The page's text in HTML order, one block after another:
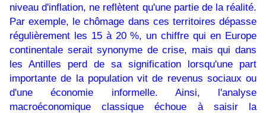
niveau d'inflation, ne reflètent qu'une partie de la réalité.
Par exemple, le chômage dans ces territoires dépasse
régulièrement les 15 à 20 %, un chiffre qui en Europe
continentale serait synonyme de crise, mais qui dans
les Antilles perd de sa signification lorsqu'une part
importante de la population vit de revenus sociaux ou
d'une économie informelle. Ainsi, l'analyse
macroéconomique classique échoue à saisir la